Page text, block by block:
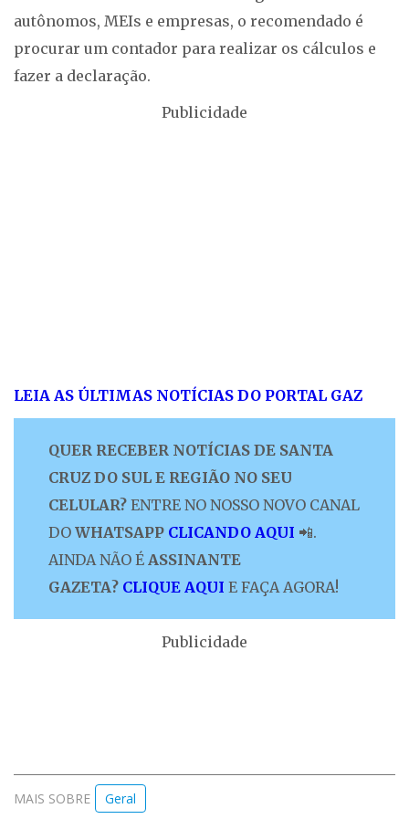
autônomos, MEIs e empresas, o recomendado é
procurar um contador para realizar os cálculos e
fazer a declaração.
Publicidade
LEIA AS ÚLTIMAS NOTÍCIAS DO PORTAL GAZ
QUER RECEBER NOTÍCIAS DE SANTA
CRUZ DO SUL E REGIÃO NO SEU
CELULAR? ENTRE NO NOSSO NOVO CANAL
DO WHATSAPP CLICANDO AQUI 📲.
AINDA NÃO É ASSINANTE
GAZETA? CLIQUE AQUI E FAÇA AGORA!
Publicidade
MAIS SOBRE Geral